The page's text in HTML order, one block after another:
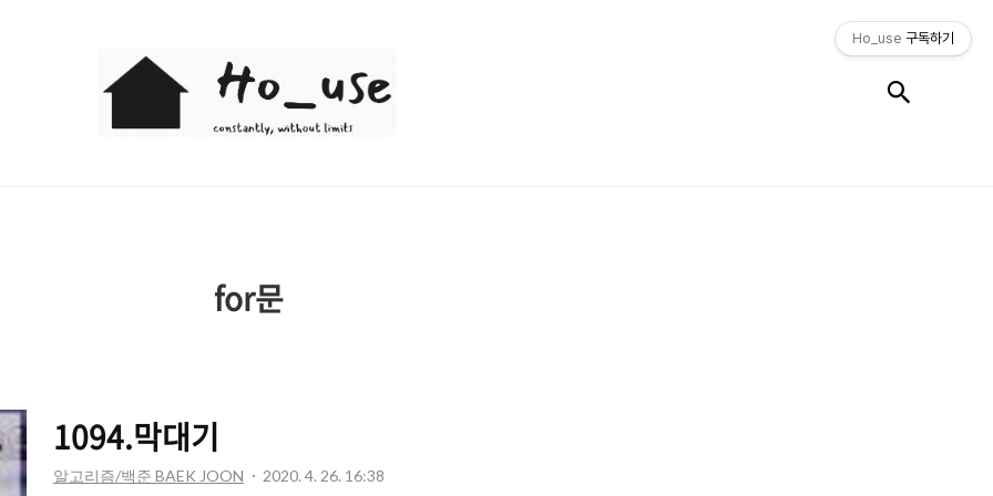
Ho_use
for문
1094.막대기
알고리즘/백준 BAEK JOON 2020. 4. 26. 16:38
Ho_use 구독하기